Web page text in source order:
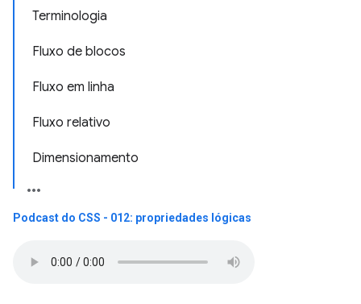
Terminologia
Fluxo de blocos
Fluxo em linha
Fluxo relativo
Dimensionamento
Podcast do CSS - 012: propriedades lógicas